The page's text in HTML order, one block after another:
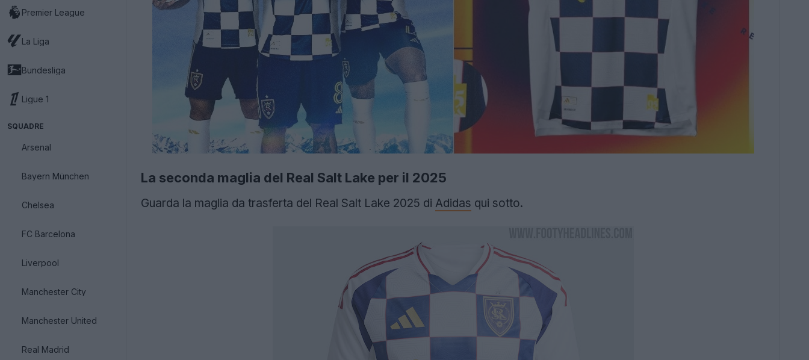
Premier League
La Liga
Bundesliga
Ligue 1
SQUADRE
Arsenal
Bayern München
Chelsea
FC Barcelona
Liverpool
Manchester City
Manchester United
Real Madrid
La seconda maglia del Real Salt Lake per il 2025
Guarda la maglia da trasferta del Real Salt Lake 2025 di Adidas qui sotto.